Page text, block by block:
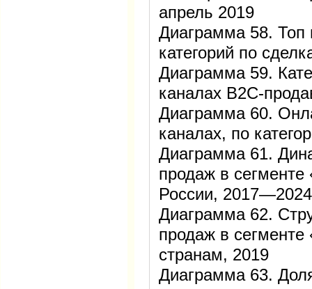
апрель 2019
Диаграмма 58. Топ
категорий по
Диаграмма 59.
каналах B2C-
Диаграмма 60.
каналах, по
Диаграмма 61.
продаж в сегменте
России,
Диаграмма 62.
продаж в сегменте
странам, 2019
Диаграмма 63.